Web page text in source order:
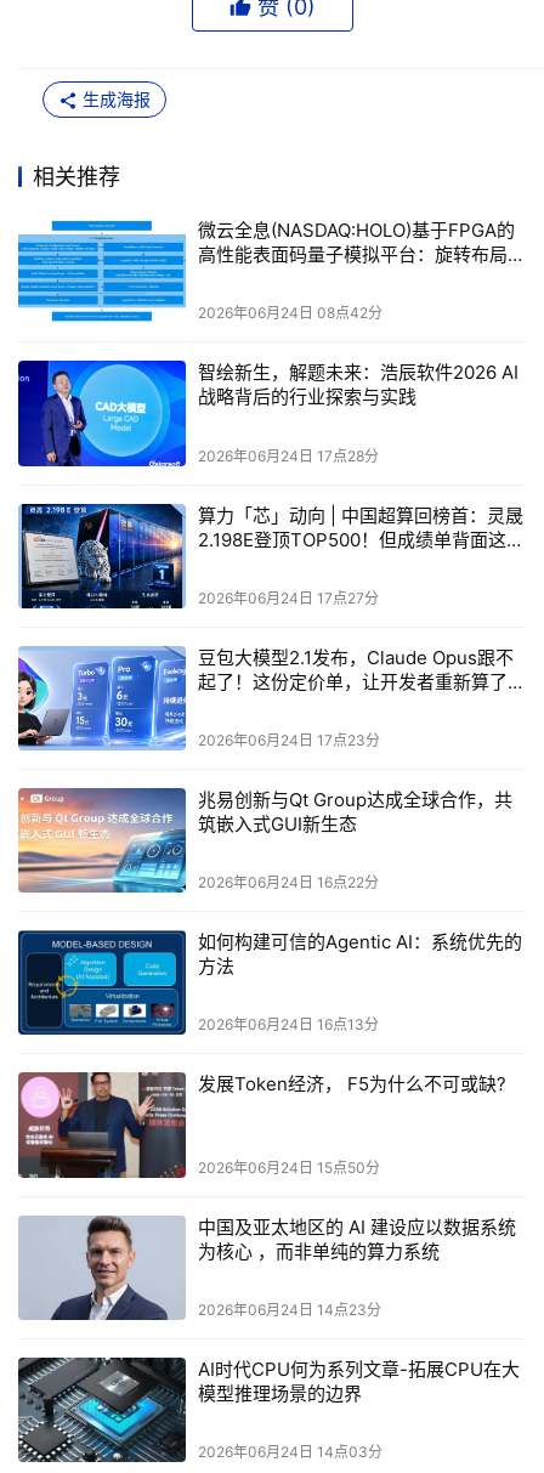
距离旋转表面码作为表面码的优化版本，进一步提升
码能够纠正的错误数量，通常需要一个正方形网格来实现
奇数距离的码。例如，一个距离为3的表面码需要25个物
旋转网格45度，并调整边界条件，使得相同的码距离可以
用更少的量子比特实现。具体来说，对于距离d的旋转
码，它只需(d^2 + 1)/2个数据量子比特和(d^2 - 1)/2个辅
助量子比特，这比标准表面码节省了近一半的资源。这种
节省在实际量子硬件中至关重要，因为当前量子芯片的量
(NASDAQ:HOLO)的模拟器正是针对这种旋转码进行了专
项优化，确保模拟过程能够捕捉到旋转布局带来的独特纠
错动态。
FPGA在这一模拟器中的作用不可或缺。FPGA是一种
可编程硬件，它允许用户通过硬件描述语言（如Verilog
或VHDL）自定义电路逻辑，与通用处理器不同，FPGA
适合模拟量子系统的并行性质。在微云全息的实现中，模
拟器将表面码的网格结构映射到FPGA的逻辑单元（LUTs
和FFs）上。每个量子比特的状态被表示为一个寄存器
常用复数向量表示）。纠错算法的核心——稳定子测量
——被实现为并行电路模块，这些模块可以同时处理多个
稳定子的计算，从而加速错误综合征的提取。
于高阶FPGA芯片，这些芯片提供数百万个逻辑单元和高
速内存接口。首先，微云全息设计了一个可重构的网格生
成器模块，它根据用户输入的码距离和旋转参数动态配置
是菱形或旋转正方形，边界上的量子比特被优化以减少边
缘效应。生成器使用参数化Verilog代码来实例化量子比
特阵列，确保布局的灵活性。接下来是状态初始化模块，
赞 (0)
生成海报
相关推荐
微云全息(NASDAQ:HOLO)基于FPGA的
高性能表面码量子模拟平台：旋转布局下
2026年06月24日 08点42分
智绘新生，解题未来：浩辰软件2026 AI
战略背后的行业探索与实践
2026年06月24日 17点28分
算力「芯」动向 | 中国超算回榜首：灵晟
2.198E登顶TOP500！但成绩单背面这三
2026年06月24日 17点27分
豆包大模型2.1发布，Claude Opus跟不
起了！这份定价单，让开发者重新算了一
2026年06月24日 17点23分
兆易创新与Qt Group达成全球合作，共
筑嵌入式GUI新生态
2026年06月24日 16点22分
​如何构建可信的Agentic AI：系统优先的
方法
2026年06月24日 16点13分
发展Token经济， F5为什么不可或缺?
2026年06月24日 15点50分
中国及亚太地区的 AI 建设应以数据系统
为核心 ，而非单纯的算力系统
2026年06月24日 14点23分
AI时代CPU何为系列文章-拓展CPU在大
模型推理场景的边界
2026年06月24日 14点03分